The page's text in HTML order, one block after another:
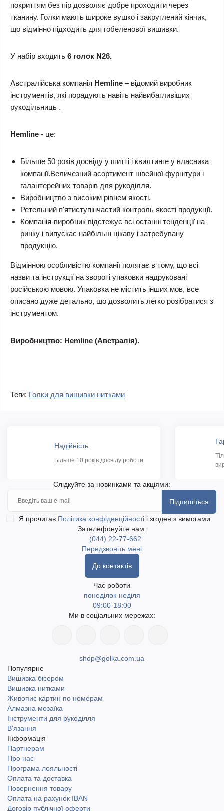
покриттям без пір дозволяє добре проходити через
тканину. Голки мають широке вушко і закруглений кінчик,
що відмінно підходить для гобеленової вишивки.
У набір входить 6 голок N26.
Австралійська компанія Hemline – відомий виробник
інструментів, які порадують навіть найвибагливіших
рукодільниць .
Hemline - це:
Більше 50 років досвіду у шитті і квилтинге у власника
компанії.Величезний асортимент швейної фурнітури і
галантерейних товарів для рукоділля.
Виробництво з високим рівнем якості.
Ретельний п'ятиступінчастий контроль якості продукції.
Компанія-виробник відстежує всі останні тенденції на
ринку і випускає найбільш цікаву і затребувану
продукцію.
Відмінною особливістю компанії полягає в тому, що всі
назви та інструкції на звороті упаковки надруковані
російською мовою. Упаковка не містить інших мов, все
описано дуже детально, що дозволить легко розібратися з
інструментом.
Виробництво: Hemline (Австралія).
Теги: Голки для вишивки нитками
Надійність
Більше 10 років досвіду роботи
Слідкуйте за новинками та акціями:
Підпишіться
Я прочитав Політика конфіденційності і згоден з вимогами
Зателефонуйте нам:
(044) 22-77-662
Передзвоніть мені
До контактів
Час роботи
понеділок-неділя
09:00-18:00
Ми в соціальних мережах:
shop@golka.com.ua
Популярне
Вишивка бісером
Вишивка нитками
Живопис картин по номерам
Алмазна мозаїка
Інструменти для рукоділля
В'язання
Інформація
Партнерам
Про нас
Програма лояльності
Оплата та доставка
Повернення товару
Оплата на рахунок IBAN
Договір публічної оферти